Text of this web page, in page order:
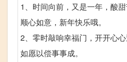
1、时间向前，又是一年，酸
顺心如意，新年快乐哦。
2、零时敲响幸福门，开开心
如愿以偿事事成。